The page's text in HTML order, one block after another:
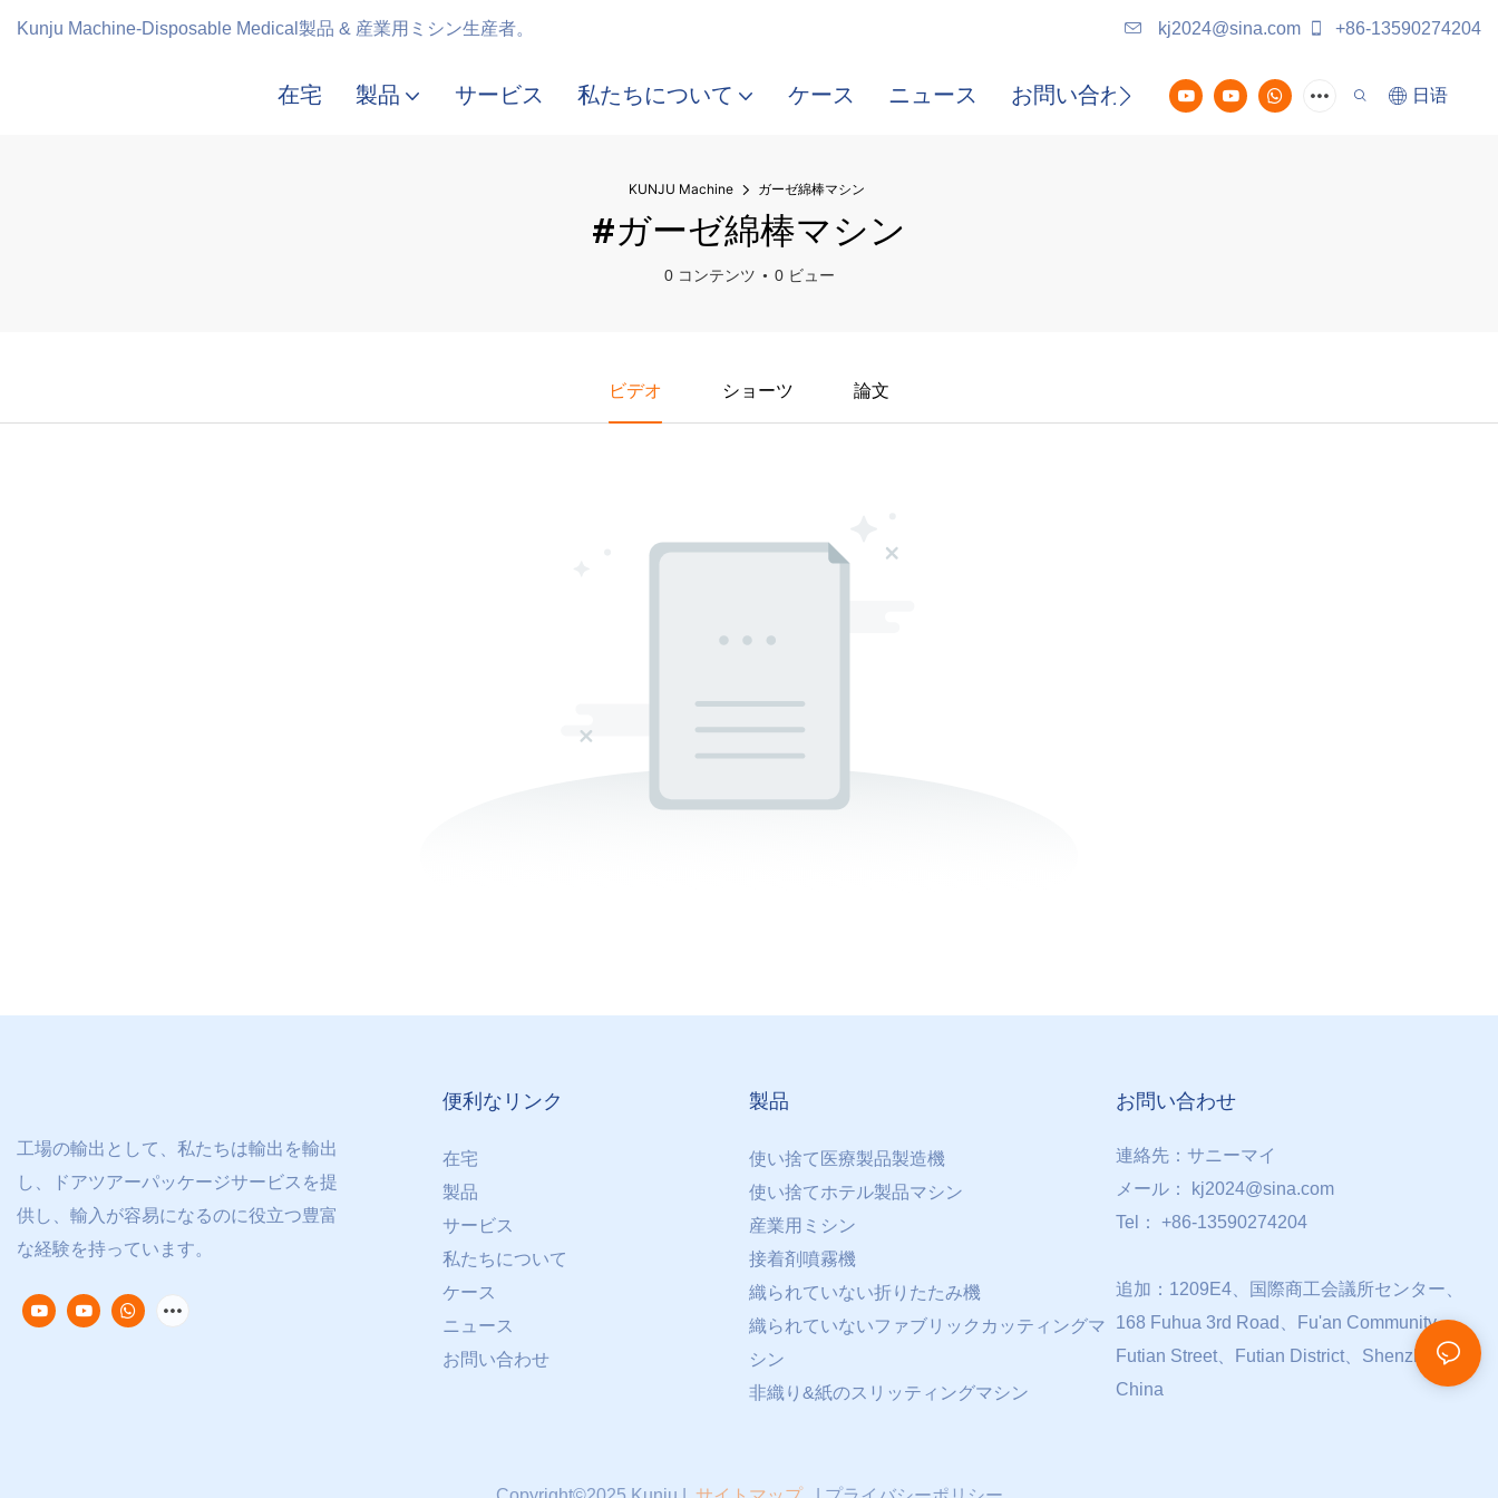
Kunju Machine-Disposable Medical製品 & 産業用ミシン生産者。 kj2024@sina.com +86-13590274204
在宅 製品 サービス 私たちについて ケース ニュース お問い合わせ 日语
KUNJU Machine ガーゼ綿棒マシン
#ガーゼ綿棒マシン
0 コンテンツ 0 ビュー
ビデオ ショーツ 論文
工場の輸出として、私たちは輸出を輸出
し、ドアツアーパッケージサービスを提
供し、輸入が容易になるのに役立つ豊富
な経験を持っています。
便利なリンク
在宅
製品
サービス
私たちについて
ケース
ニュース
お問い合わせ
製品
使い捨て医療製品製造機
使い捨てホテル製品マシン
産業用ミシン
接着剤噴霧機
織られていない折りたたみ機
織られていないファブリックカッティングマ
シン
非織り&紙のスリッティングマシン
お問い合わせ
連絡先：サニーマイ
メール：
kj2024@sina.com
Tel： +86-13590274204
追加：1209E4、国際商工会議所センター、
168 Fuhua 3rd Road、Fu'an Community、
Futian Street、Futian District、Shenzhen、
China